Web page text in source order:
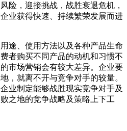
险，迎接挑战，战胜衰退危机，
业获得快速、持续繁荣发展而进
途、使用方法以及各种产品生命
者购买不同产品的动机和习惯不
市场营销会有较大差异。企业要
，就离不开与竞争对手的较量。
业制定能够战胜现实竞争对手及
之地的竞争战略及策略上下工